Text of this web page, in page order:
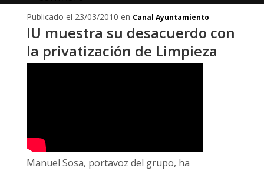
Publicado el 23/03/2010 en Canal Ayuntamiento
IU muestra su desacuerdo con
la privatización de Limpieza
Manuel Sosa, portavoz del grupo, ha